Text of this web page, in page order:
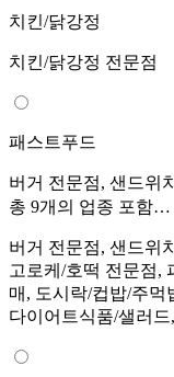
치킨/닭강정
치킨/닭강정 전문점
패스트푸드
버거 전문점, 샌드위
총 9개의 업종 포함…
버거 전문점, 샌드위
고로케/호떡 전문점,
매, 도시락/컵밥/주먹
다이어트식품/샐러